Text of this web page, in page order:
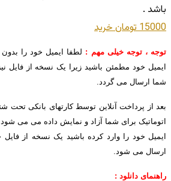
باشد .
15000 تومان
خريد
توجه ، توجه خیلی مهم : لطفا ایمیل خود را بدون
ایمیل خود مطمئن باشید زیرا یک نسخه از فایل
شما ارسال می گردد.
بعد از پرداخت آنلاین توسط کارتهای بانکی تحت
اتوماتیک برای شما آزاد و نمایش داده می می شود
ایمیل خود را وارد کرده باشید یک نسخه از
ارسال می شود.
راهنمای دانلود :